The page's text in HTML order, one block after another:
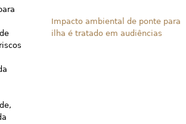
Impacto ambiental de ponte para
ilha é tratado em audiências